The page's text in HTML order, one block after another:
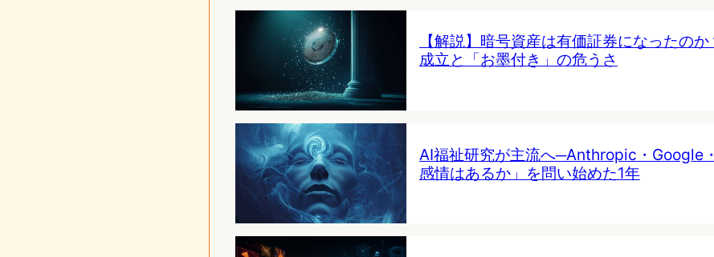
【解説】暗号資産は有価証券になったの
成立と「お墨付き」の危うさ
AI福祉研究が主流へ─Anthropic・Google
感情はあるか」を問い始めた1年